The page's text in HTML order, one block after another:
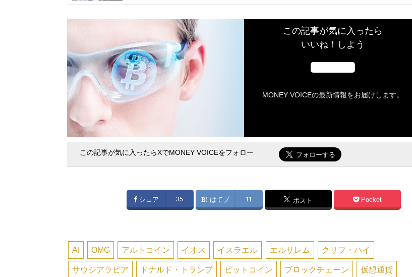
この記事が気に入ったら
いいね！しよう
MONEY VOICEの最新情報をお届けします。
この記事が気に入ったらXでMONEY VOICEをフォロー
シェア 35 はてブ 11 ポスト Pocket
AI OMG アルトコイン イオス イスラエル エルサレム クリフ・ハイ
サウジアラビア ドナルド・トランプ ビットコイン ブロックチェーン 仮想通貨